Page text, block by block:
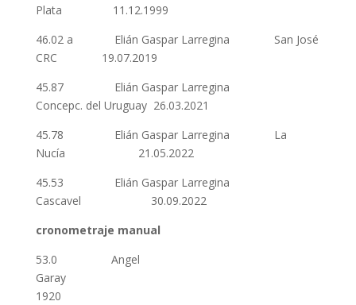
Plata 11.12.1999
46.02 a Elián Gaspar Larregina San José
CRC 19.07.2019
45.87 Elián Gaspar Larregina
Concepc. del Uruguay 26.03.2021
45.78 Elián Gaspar Larregina La
Nucía 21.05.2022
45.53 Elián Gaspar Larregina
Cascavel 30.09.2022
cronometraje manual
53.0 Angel
Garay
1920